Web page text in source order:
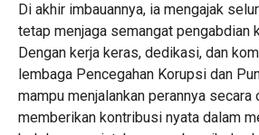
Di akhir imbauannya, ia mengajak
tetap menjaga semangat pengabdian
Dengan kerja keras, dedikasi, dan
lembaga Pencegahan Korupsi dan
mampu menjalankan perannya
memberikan kontribusi nyata dalam